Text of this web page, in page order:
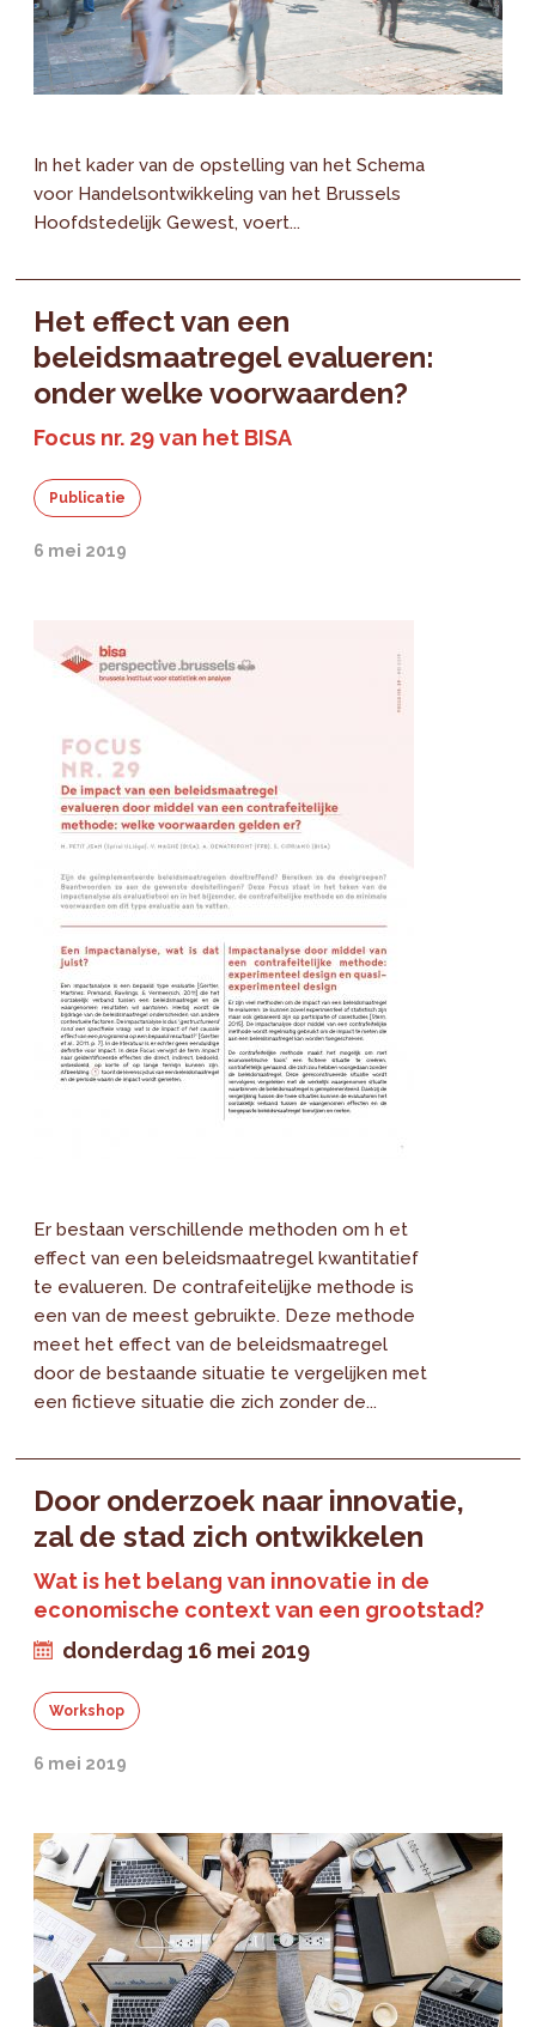
In het kader van de opstelling van het Schema
voor Handelsontwikkeling van het Brussels
Hoofdstedelijk Gewest, voert...
Het effect van een
beleidsmaatregel evalueren:
onder welke voorwaarden?
Focus nr. 29 van het BISA
Publicatie
6 mei 2019
Er bestaan verschillende methoden om h et
effect van een beleidsmaatregel kwantitatief
te evalueren. De contrafeitelijke methode is
een van de meest gebruikte. Deze methode
meet het effect van de beleidsmaatregel
door de bestaande situatie te vergelijken met
een fictieve situatie die zich zonder de...
Door onderzoek naar innovatie,
zal de stad zich ontwikkelen
Wat is het belang van innovatie in de
economische context van een grootstad?
donderdag 16 mei 2019
Workshop
6 mei 2019